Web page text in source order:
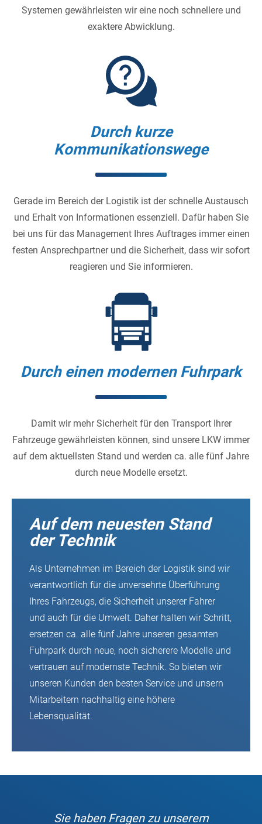
Systemen gewährleisten wir eine noch schnellere und
exaktere Abwicklung.
Durch kurze
Kommunikationswege
Gerade im Bereich der Logistik ist der schnelle Austausch
und Erhalt von Informationen essenziell. Dafür haben Sie
bei uns für das Management Ihres Auftrages immer einen
festen Ansprechpartner und die Sicherheit, dass wir sofort
reagieren und Sie informieren.
Durch einen modernen Fuhrpark
Damit wir mehr Sicherheit für den Transport Ihrer
Fahrzeuge gewährleisten können, sind unsere LKW immer
auf dem aktuellsten Stand und werden ca. alle fünf Jahre
durch neue Modelle ersetzt.
Auf dem neuesten Stand
der Technik
Als Unternehmen im Bereich der Logistik sind wir
verantwortlich für die unversehrte Überführung
Ihres Fahrzeugs, die Sicherheit unserer Fahrer
und auch für die Umwelt. Daher halten wir Schritt,
ersetzen ca. alle fünf Jahre unseren gesamten
Fuhrpark durch neue, noch sicherere Modelle und
vertrauen auf modernste Technik. So bieten wir
unseren Kunden den besten Service und unsern
Mitarbeitern nachhaltig eine höhere
Lebensqualität.
Sie haben Fragen zu unserem